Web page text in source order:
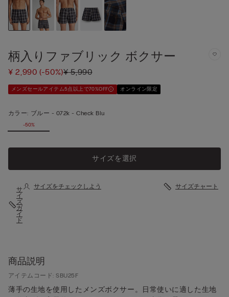
柄入りファブリック ボクサー
¥ 2,990(-50%)¥ 5,990
メンズセールアイテム5点以上で70%OFF オンライン限定
カラー: ブルー - 072k - Check Blu
-50%
サイズを選択
サ
イ
ズ
ガ
イ
ド
サイズをチェックしよう サイズチャート
商品説明
アイテムコード: SBU25F
薄手の生地を使用したメンズボクサー。日常使いに適した生地